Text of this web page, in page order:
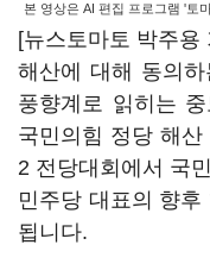
본 영상은 AI 편집 프로그램 '토
[뉴스토마토 박주
해산에 대해 동의
풍향계로 읽히는
국민의힘 정당 해산
2 전당대회에서 국
민주당 대표의 향
됩니다.